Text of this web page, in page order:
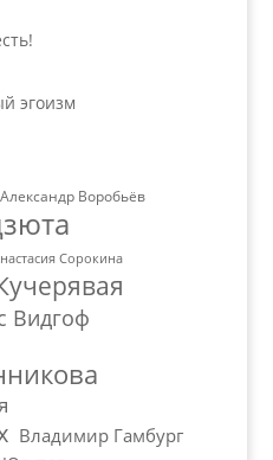
эгоизм
Александр Воробьёв
Сорокина
Видгоф
Владимир Гамбург